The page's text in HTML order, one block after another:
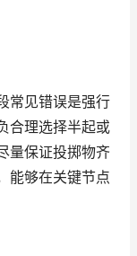
常见错误是强行
合理选择半起或
量保证投掷物齐
能够在关键节点